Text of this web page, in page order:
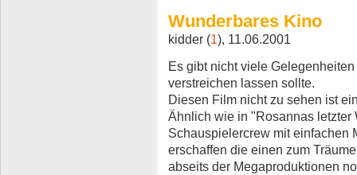
Wunderbares Kino
kidder (1), 11.06.2001
Es gibt nicht viele
verstreichen lassen sollte.
Diesen Film nicht zu sehen ist
Ähnlich wie in "Rosannas letzter
Schauspielercrew mit einfachen
erschaffen die einen zum
abseits der Megaproduktionen